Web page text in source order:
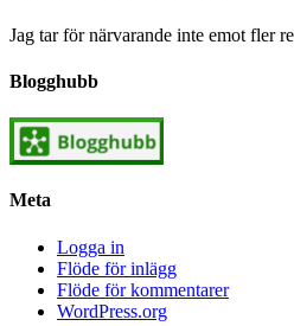
Jag tar för närvarande inte emot fler
Blogghubb
Meta
Logga in
Flöde för inlägg
Flöde för kommentarer
WordPress.org